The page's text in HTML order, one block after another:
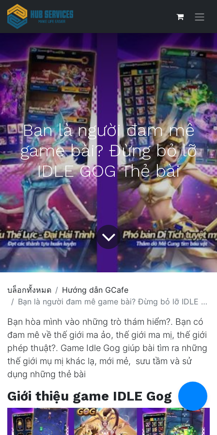
Bạn là người đam mê
game bài? Đừng bỏ lỡ
IDLE GOG Thẻ bài
บล็อกทั้งหมด
Hướng dẫn GCafe
Bạn là người đam mê game bài? Đừng bỏ lỡ IDLE GOG Thẻ bài
Bạn hòa mình vào những trò thám hiểm?. Bạn có
đam mê về thế giới ma ảo, thế giới ma mị, thế giới
phép thuật?. Game Idle Gog giúp bài tìm ra những
thế giới mụ mị khác lạ, mới mẻ, sưu tầm và sử
dụng những thẻ bài
Giới thiệu game IDLE Gog